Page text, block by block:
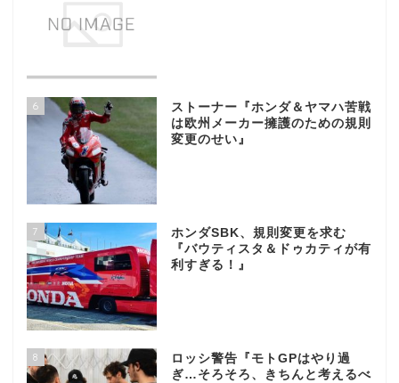
6
ストーナー『ホンダ＆ヤマハ苦戦
は欧州メーカー擁護のための規則
変更のせい』
7
ホンダSBK、規則変更を求む
『バウティスタ＆ドゥカティが有
利すぎる！』
8
ロッシ警告『モトGPはやり過
ぎ…そろそろ、きちんと考えるべ